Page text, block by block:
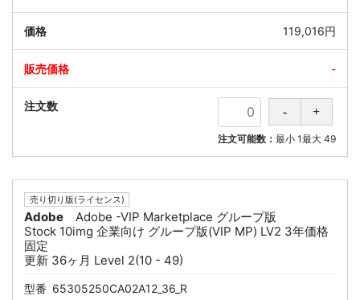
119,016円
-
注文可能数： 最小 1最大 49
売り切り版(ライセンス)
Adobe
Adobe -VIP Marketplace グループ版
Stock 10img 企業向け グループ版(VIP MP) LV2 3年価格
固定
更新 36ヶ月 Level 2(10 - 49)
型番 65305250CA02A12_36_R